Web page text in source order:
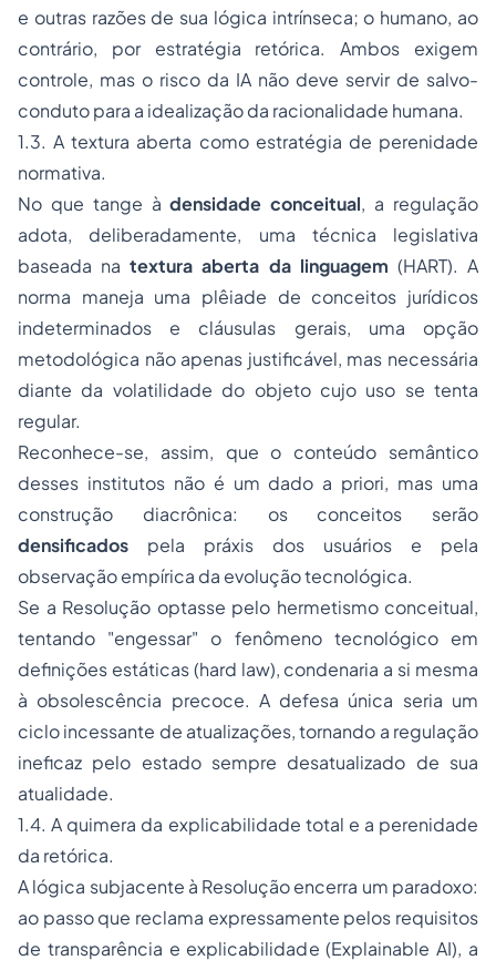
e outras razões de sua lógica intrínseca; o humano, ao
contrário, por estratégia retórica. Ambos exigem
controle, mas o risco da IA não deve servir de salvo-
conduto para a idealização da racionalidade humana.
1.3. A textura aberta como estratégia de perenidade
normativa.
No que tange àdensidade conceitual, a regulação
adota, deliberadamente, uma técnica legislativa
baseada natextura aberta da linguagem (HART). A
norma maneja uma plêiade de conceitos jurídicos
indeterminados e cláusulas gerais, uma opção
metodológica não apenas justificável, mas necessária
diante da volatilidade do objeto cujo uso se tenta
regular.
Reconhece-se, assim, que o conteúdo semântico
desses institutos não é um dado a priori, mas uma
construção diacrônica: os conceitos serão
densificados pela práxis dos usuários e pela
observação empírica da evolução tecnológica.
Se a Resolução optasse pelo hermetismo conceitual,
tentando "engessar" o fenômeno tecnológico em
definições estáticas (hard law), condenaria a si mesma
à obsolescência precoce. A defesa única seria um
ciclo incessante de atualizações, tornando a regulação
ineficaz pelo estado sempre desatualizado de sua
atualidade.
1.4. A quimera da explicabilidade total e a perenidade
da retórica.
A lógica subjacente à Resolução encerra um paradoxo:
ao passo que reclama expressamente pelos requisitos
de transparência e explicabilidade (Explainable AI), a